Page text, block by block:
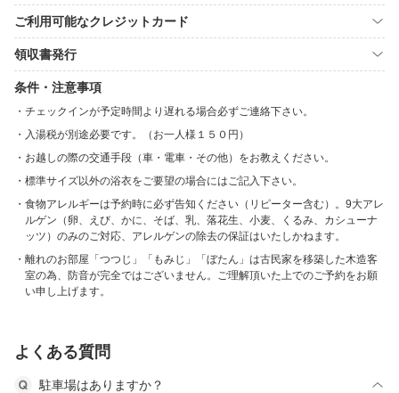
ご利用可能なクレジットカード
領収書発行
条件・注意事項
チェックインが予定時間より遅れる場合必ずご連絡下さい。
入湯税が別途必要です。（お一人様１５０円）
お越しの際の交通手段（車・電車・その他）をお教えください。
標準サイズ以外の浴衣をご要望の場合にはご記入下さい。
食物アレルギーは予約時に必ず告知ください（リピーター含む）。9大アレ
ルゲン（卵、えび、かに、そば、乳、落花生、小麦、くるみ、カシューナ
ッツ）のみのご対応、アレルゲンの除去の保証はいたしかねます。
離れのお部屋「つつじ」「もみじ」「ぼたん」は古民家を移築した木造客
室の為、防音が完全ではございません。ご理解頂いた上でのご予約をお願
い申し上げます。
よくある質問
駐車場はありますか？